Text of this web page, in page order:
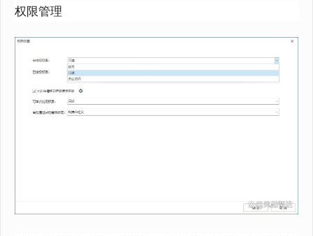
权限管理